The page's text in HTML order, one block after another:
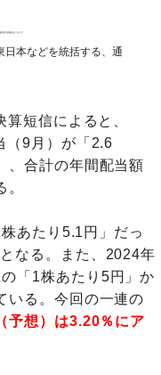
日本などを統括する、通
短信によると、
（9月）が「2.6
、合計の年間配当額
あたり5.1円」だっ
なる。また、2024年
「1株あたり5円」か
いる。今回の一連の
予想）は3.20％にア